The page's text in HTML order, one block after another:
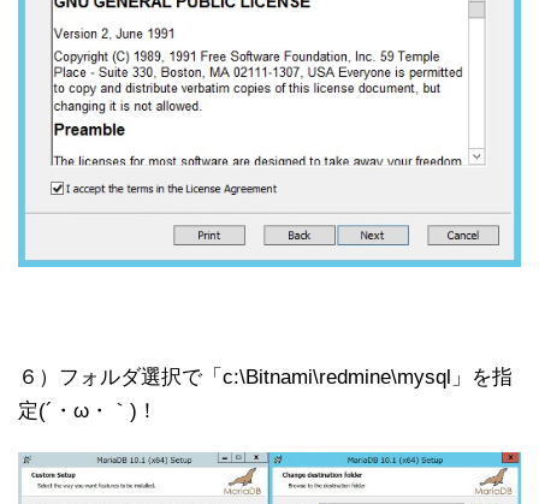
６）フォルダ選択で「c:\Bitnami\redmine\mysql」を指
定(´・ω・｀)！